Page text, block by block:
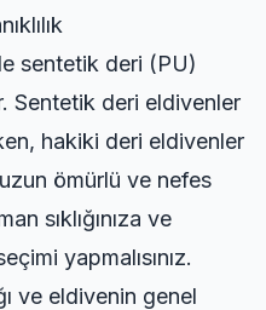
sentetik deri (PU)
Sentetik deri eldivenler
hakiki deri eldivenler
ömürlü ve nefes
sıklığınıza ve
yapmalısınız.
ve eldivenin genel